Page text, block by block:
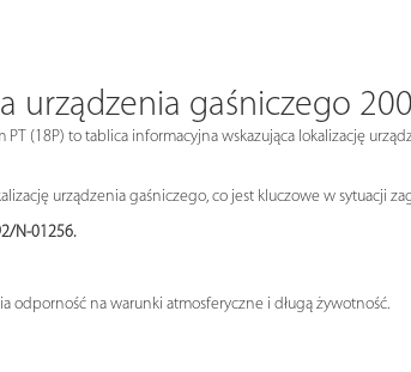
urządzenia gaśniczego
(18P) to tablica informacyjna wskazująca lokalizację
urządzenia gaśniczego, co jest kluczowe w sytuacji
N-01256.
odporność na warunki atmosferyczne i długą żywotność.